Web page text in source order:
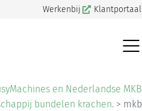
Werkenbij Klantportaal
en Nederlandse MKB
bundelen krachen. > mkb